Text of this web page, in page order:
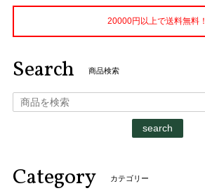
20000円以上で送料無料！
Search 商品検索
search
Category カテゴリー